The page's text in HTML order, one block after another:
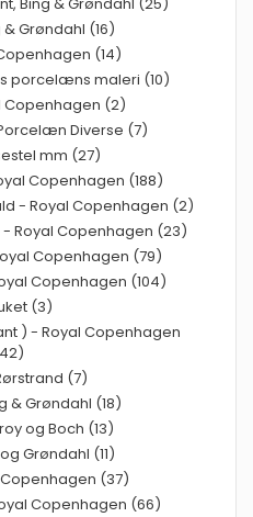
Bing & Grøndahl (25)
Grøndahl (16)
(14)
porcelæns maleri (10)
Copenhagen (2)
Diverse (7)
mm (27)
Copenhagen (188)
- Royal Copenhagen (2)
- Royal Copenhagen (23)
Copenhagen (79)
Copenhagen (104)
(3)
) - Royal Copenhagen
(7)
& Grøndahl (18)
og Boch (13)
Grøndahl (11)
(37)
Copenhagen (66)